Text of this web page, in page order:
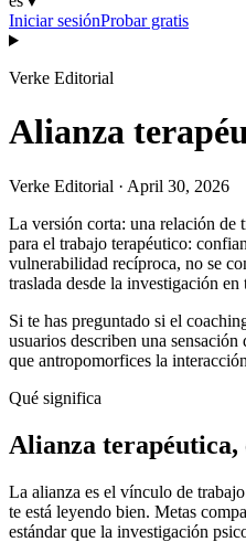
Iniciar sesiónProbar gratis
Verke Editorial
Alianza
Verke Editorial · April 30, 2026
La versión corta: una relación de
para el trabajo terapéutico:
vulnerabilidad recíproca, no se
traslada desde la investigación
Si te has preguntado si el
usuarios describen una
que antropomorfices la
Qué significa
Alianza terapéutica,
La alianza es el vínculo de
te está leyendo bien. Metas
estándar que la investigación